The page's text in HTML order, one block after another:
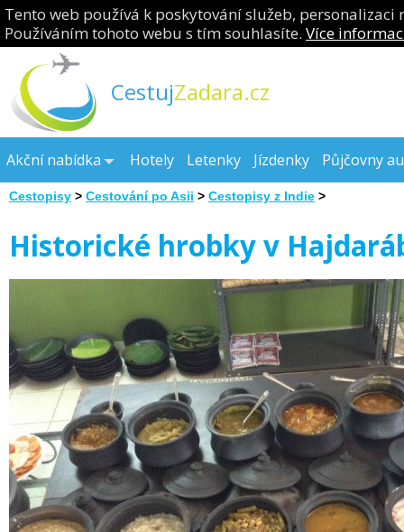
Tento web používá k poskytování služeb,
Používáním tohoto webu s tím souhlasíte. Více
CestujZadara.cz
Akční nabídka Hotely Letenky Jízdenky Půjčovny
Cestopisy > Cestování po Asii > Cestopisy z Indie >
Historické hrobky v